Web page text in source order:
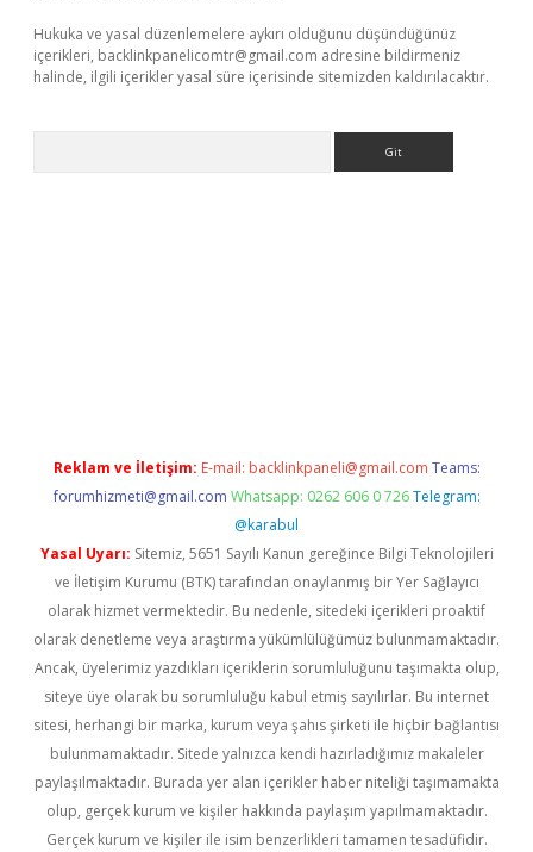
Hukuka ve yasal düzenlemelere aykırı olduğunu düşündüğünüz
içerikleri, backlinkpanelicomtr@gmail.com adresine bildirmeniz
halinde, ilgili içerikler yasal süre içerisinde sitemizden kaldırılacaktır.
Reklam ve İletişim: E-mail: backlinkpaneli@gmail.com Teams:
forumhizmeti@gmail.com Whatsapp: 0262 606 0 726 Telegram:
@karabul
Yasal Uyarı: Sitemiz, 5651 Sayılı Kanun gereğince Bilgi Teknolojileri
ve İletişim Kurumu (BTK) tarafından onaylanmış bir Yer Sağlayıcı
olarak hizmet vermektedir. Bu nedenle, sitedeki içerikleri proaktif
olarak denetleme veya araştırma yükümlülüğümüz bulunmamaktadır.
Ancak, üyelerimiz yazdıkları içeriklerin sorumluluğunu taşımakta olup,
siteye üye olarak bu sorumluluğu kabul etmiş sayılırlar. Bu internet
sitesi, herhangi bir marka, kurum veya şahıs şirketi ile hiçbir bağlantısı
bulunmamaktadır. Sitede yalnızca kendi hazırladığımız makaleler
paylaşılmaktadır. Burada yer alan içerikler haber niteliği taşımamakta
olup, gerçek kurum ve kişiler hakkında paylaşım yapılmamaktadır.
Gerçek kurum ve kişiler ile isim benzerlikleri tamamen tesadüfidir.